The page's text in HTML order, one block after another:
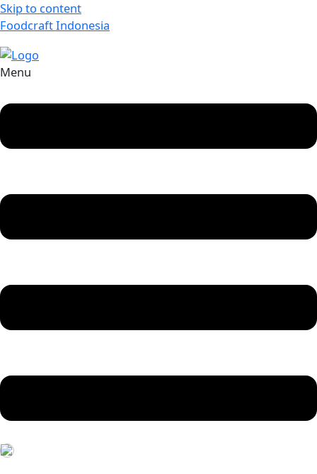
Skip to content
Foodcraft Indonesia
Menu